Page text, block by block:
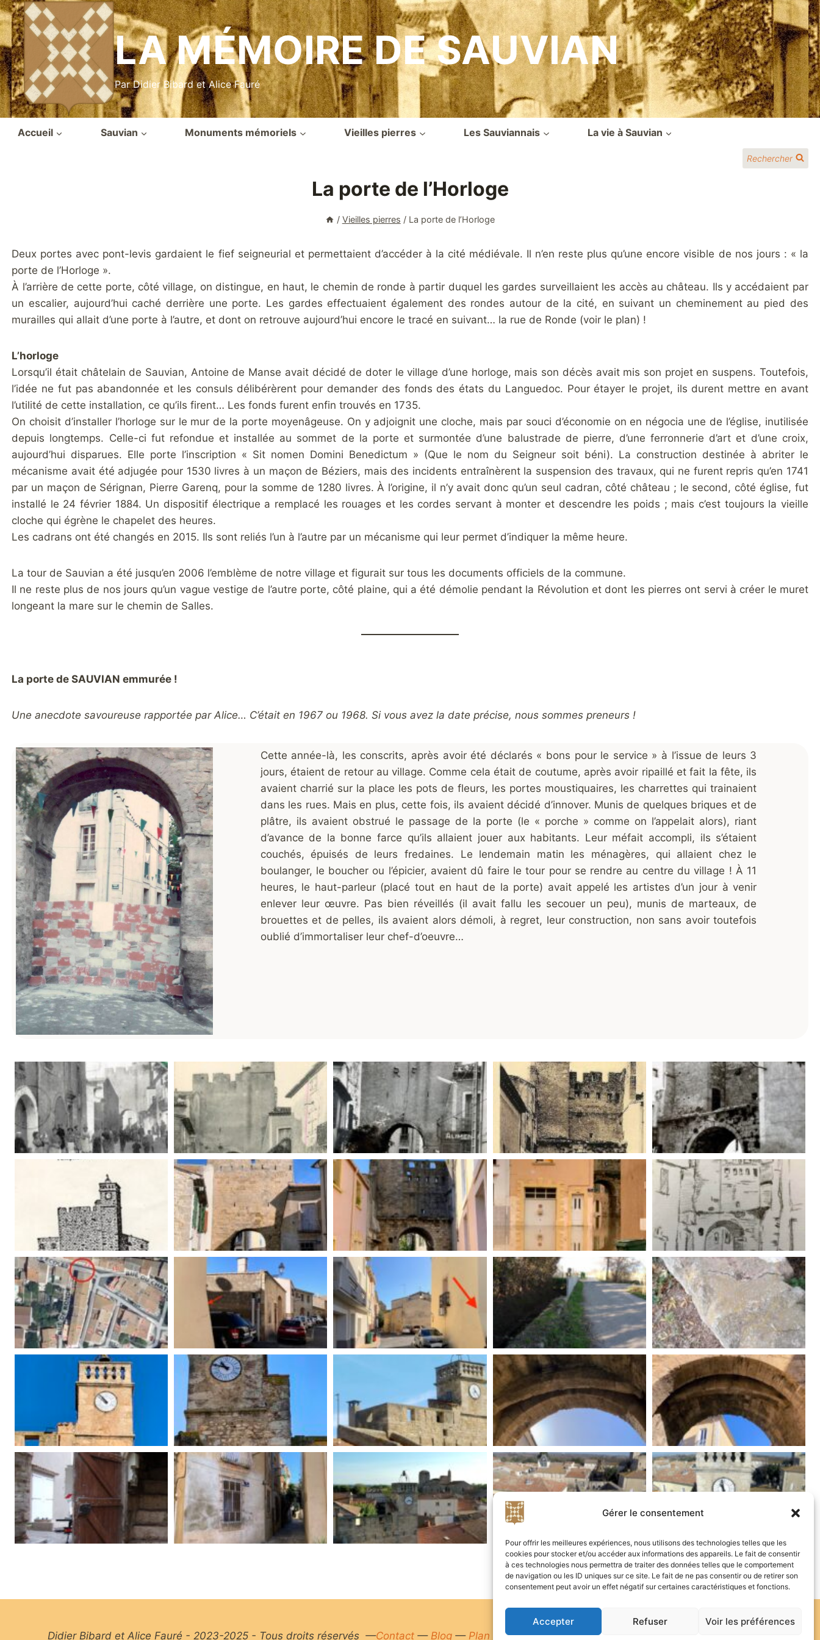
Gérer le consentement
Pour offrir les meilleures expériences, nous utilisons des technologies telles que les
cookies pour stocker et/ou accéder aux informations des appareils. Le fait de consentir
à ces technologies nous permettra de traiter des données telles que le comportement
de navigation ou les ID uniques sur ce site. Le fait de ne pas consentir ou de retirer son
consentement peut avoir un effet négatif sur certaines caractéristiques et fonctions.
Accepter Refuser Voir les préférences
Aller
au
contenu
LA MÉMOIRE DE SAUVIAN
Par Didier Bibard et Alice Fauré
Accueil Sauvian Monuments mémoriels Vieilles pierres Les Sauviannais La vie à Sauvian
Rechercher
La porte de l’Horloge
/ Vieilles pierres / La porte de l’Horloge
Deux portes avec pont-levis gardaient le fief seigneurial et permettaient d’accéder à la cité médiévale. Il n’en reste plus qu’une encore visible de nos jours : « la
porte de l’Horloge ».
À l’arrière de cette porte, côté village, on distingue, en haut, le chemin de ronde à partir duquel les gardes surveillaient les accès au château. Ils y accédaient par
un escalier, aujourd’hui caché derrière une porte. Les gardes effectuaient également des rondes autour de la cité, en suivant un cheminement au pied des
murailles qui allait d’une porte à l’autre, et dont on retrouve aujourd’hui encore le tracé en suivant… la rue de Ronde (voir le plan) !
L’horloge
Lorsqu’il était châtelain de Sauvian, Antoine de Manse avait décidé de doter le village d’une horloge, mais son décès avait mis son projet en suspens. Toutefois,
l’idée ne fut pas abandonnée et les consuls délibérèrent pour demander des fonds des états du Languedoc. Pour étayer le projet, ils durent mettre en avant
l’utilité de cette installation, ce qu’ils firent… Les fonds furent enfin trouvés en 1735.
On choisit d’installer l’horloge sur le mur de la porte moyenâgeuse. On y adjoignit une cloche, mais par souci d’économie on en négocia une de l’église, inutilisée
depuis longtemps. Celle-ci fut refondue et installée au sommet de la porte et surmontée d’une balustrade de pierre, d’une ferronnerie d’art et d’une croix,
aujourd’hui disparues. Elle porte l’inscription « Sit nomen Domini Benedictum » (Que le nom du Seigneur soit béni). La construction destinée à abriter le
mécanisme avait été adjugée pour 1530 livres à un maçon de Béziers, mais des incidents entraînèrent la suspension des travaux, qui ne furent repris qu’en 1741
par un maçon de Sérignan, Pierre Garenq, pour la somme de 1280 livres. À l’origine, il n’y avait donc qu’un seul cadran, côté château ; le second, côté église, fut
installé le 24 février 1884. Un dispositif électrique a remplacé les rouages et les cordes servant à monter et descendre les poids ; mais c’est toujours la vieille
cloche qui égrène le chapelet des heures.
Les cadrans ont été changés en 2015. Ils sont reliés l’un à l’autre par un mécanisme qui leur permet d’indiquer la même heure.
La tour de Sauvian a été jusqu’en 2006 l’emblème de notre village et figurait sur tous les documents officiels de la commune.
Il ne reste plus de nos jours qu’un vague vestige de l’autre porte, côté plaine, qui a été démolie pendant la Révolution et dont les pierres ont servi à créer le muret
longeant la mare sur le chemin de Salles.
La porte de SAUVIAN emmurée !
Une anecdote savoureuse rapportée par Alice… C’était en 1967 ou 1968. Si vous avez la date précise, nous sommes preneurs !
Cette année-là, les conscrits, après avoir été déclarés « bons pour le service » à l’issue de leurs 3
jours, étaient de retour au village. Comme cela était de coutume, après avoir ripaillé et fait la fête, ils
avaient charrié sur la place les pots de fleurs, les portes moustiquaires, les charrettes qui trainaient
dans les rues. Mais en plus, cette fois, ils avaient décidé d’innover. Munis de quelques briques et de
plâtre, ils avaient obstrué le passage de la porte (le « porche » comme on l’appelait alors), riant
d’avance de la bonne farce qu’ils allaient jouer aux habitants. Leur méfait accompli, ils s’étaient
couchés, épuisés de leurs fredaines. Le lendemain matin les ménagères, qui allaient chez le
boulanger, le boucher ou l’épicier, avaient dû faire le tour pour se rendre au centre du village ! À 11
heures, le haut-parleur (placé tout en haut de la porte) avait appelé les artistes d’un jour à venir
enlever leur œuvre. Pas bien réveillés (il avait fallu les secouer un peu), munis de marteaux, de
brouettes et de pelles, ils avaient alors démoli, à regret, leur construction, non sans avoir toutefois
oublié d’immortaliser leur chef-d’oeuvre…
Didier Bibard et Alice Fauré - 2023-2025 - Tous droits réservés —Contact— Blog— Plan du site—Politique de confidentialité